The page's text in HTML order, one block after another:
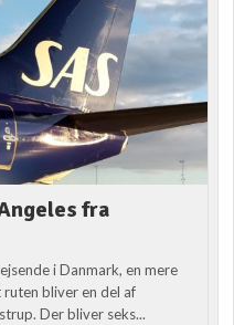
fra
i Danmark, en mere
bliver en del af
Der bliver seks...